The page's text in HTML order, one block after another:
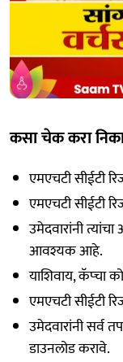
कसा चेक करा
एमएचटी सीईटी
एमएचटी सीईटी
उमेदवारांनी
आवश्यक आहे.
याशिवाय, कॅप्चा
एमएचटी सीईटी
उमेदवारांनी सर्व
डाउनलोड करावे.